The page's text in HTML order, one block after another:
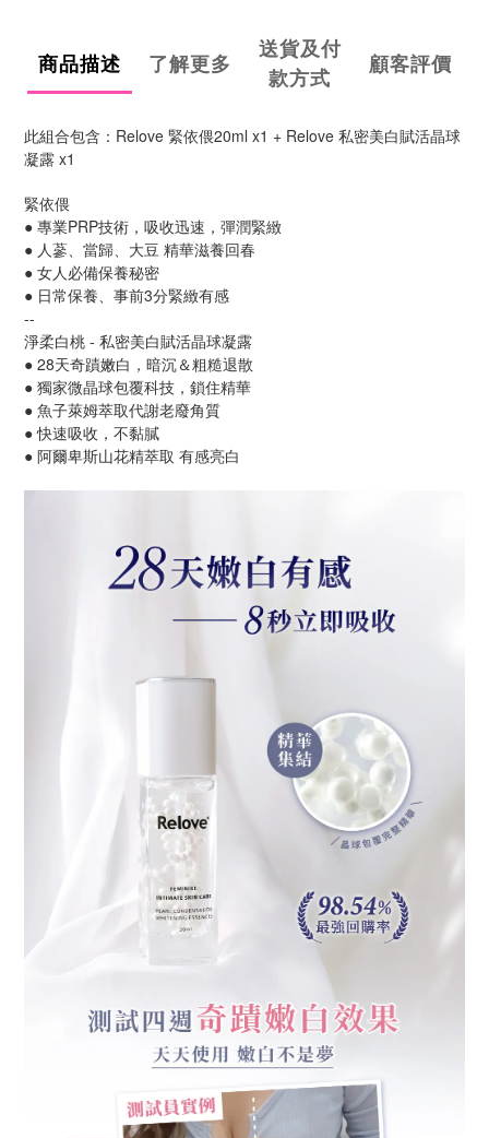
商品描述 了解更多
送貨及付
款方式
顧客評價
此組合包含：Relove 緊依偎20ml x1 + Relove 私密美白賦活晶球
凝露 x1
緊依偎
● 專業PRP技術，吸收迅速，彈潤緊緻
● 人蔘、當歸、大豆 精華滋養回春
● 女人必備保養秘密
● 日常保養、事前3分緊緻有感
--
淨柔白桃 - 私密美白賦活晶球凝露
● 28天奇蹟嫩白，暗沉＆粗糙退散
● 獨家微晶球包覆科技，鎖住精華
● 魚子萊姆萃取代謝老廢角質
● 快速吸收，不黏膩
● 阿爾卑斯山花精萃取 有感亮白